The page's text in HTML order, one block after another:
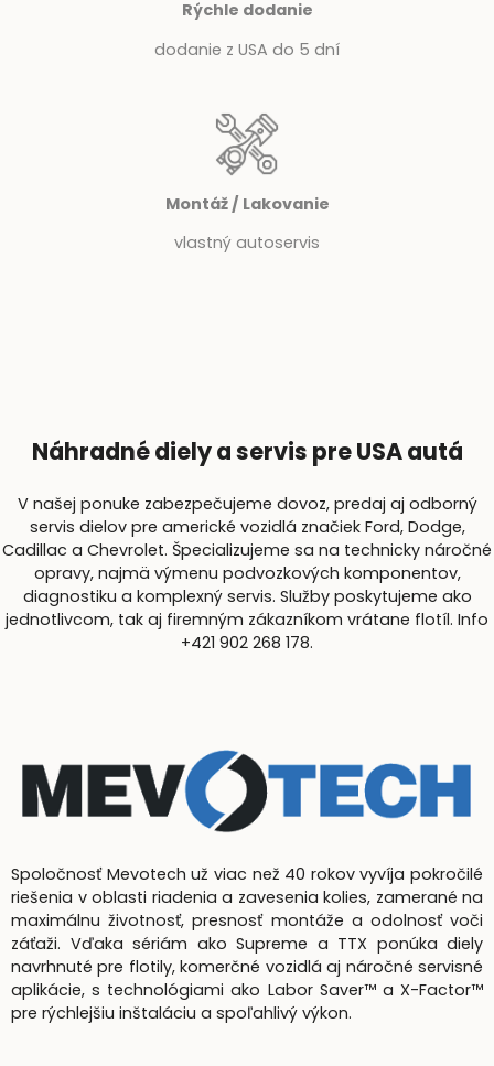
Rýchle dodanie
dodanie z USA do 5 dní
Montáž / Lakovanie
vlastný autoservis
Náhradné diely a servis pre USA autá
V našej ponuke zabezpečujeme dovoz, predaj aj odborný
servis dielov pre americké vozidlá značiek Ford, Dodge,
Cadillac a Chevrolet. Špecializujeme sa na technicky náročné
opravy, najmä výmenu podvozkových komponentov,
diagnostiku a komplexný servis. Služby poskytujeme ako
jednotlivcom, tak aj firemným zákazníkom vrátane flotíl. Info
+421 902 268 178.
Spoločnosť Mevotech už viac než 40 rokov vyvíja pokročilé
riešenia v oblasti riadenia a zavesenia kolies, zamerané na
maximálnu životnosť, presnosť montáže a odolnosť voči
záťaži. Vďaka sériám ako Supreme a TTX ponúka diely
navrhnuté pre flotily, komerčné vozidlá aj náročné servisné
aplikácie, s technológiami ako Labor Saver™ a X-Factor™
pre rýchlejšiu inštaláciu a spoľahlivý výkon.